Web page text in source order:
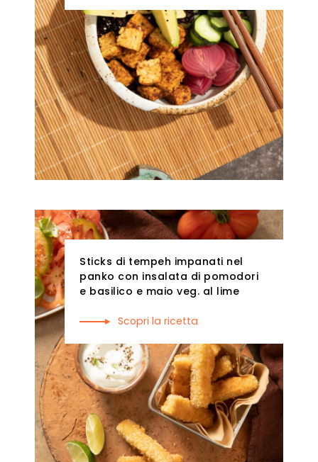
Sticks di tempeh impanati nel
panko con insalata di pomodori
e basilico e maio veg. al lime
Scopri la ricetta